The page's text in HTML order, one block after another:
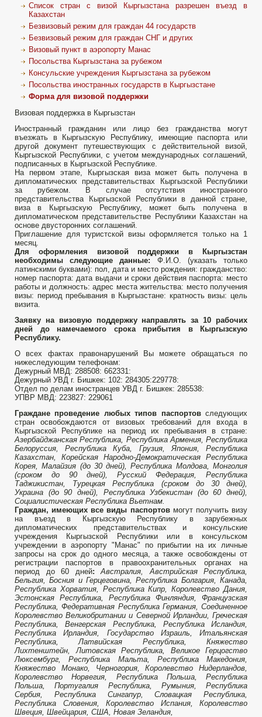
Список стран с визой Кыргызстана разрешен въезд в
Казахстан
Безвизовый режим для граждан 44 государств
Безвизовый режим для граждан СНГ и других
Визовый пункт в аэропорту Манас
Посольства Кыргызстана за рубежом
Консульские учреждения Кыргызстана за рубежом
Посольства иностранных государств в Кыргызстане
Форма для визовой поддержки
Визовая поддержка в Кыргызстан
Иностранный гражданин или лицо без гражданства могут
въезжать в Кыргызскую Республику, имеющие паспорта или
другой документ путешествующих с действительной визой,
Кыргызской Республики, с учетом международных соглашений,
подписанных в Кыргызской Республике.
На первом этапе, Кыргызская виза может быть получена в
дипломатических представительствах Кыргызской Республики
за рубежом. В случае отсутствия иностранного
представительства Кыргызской Республики в данной стране,
виза в Кыргызскую Республику, может быть получена в
дипломатическом представительстве Республики Казахстан на
основе двусторонних соглашений.
Приглашение для туристской визы оформляется только на 1
месяц.
Для оформления визовой поддержки в Кыргызстан
необходимы следующие данные: Ф.И.О. (указать только
латинскими буквами): пол, дата и место рождения: гражданство:
номер паспорта: дата выдачи и сроки действия паспорта: место
работы и должность: адрес места жительства: место получения
визы: период пребывания в Кыргызстане: кратность визы: цель
визита.
Заявку на визовую поддержку направлять за 10 рабочих
дней до намечаемого срока прибытия в Кыргызскую
Республику.
О всех фактах правонарушений Вы можете обращаться по
нижеследующим телефонам:
Дежурный МВД: 288508: 662331:
Дежурный УВД г. Бишкек: 102: 284305:229778:
Отдел по делам иностранцев УВД г. Бишкек: 285538:
УПВР МВД: 223827: 229061
Граждане проведение любых типов паспортов следующих
стран освобождаются от визовых требований для входа в
Кыргызской Республике на период их пребывания в стране:
Азербайджанская Республика, Республика Армения, Республика
Белоруссия, Республика Куба, Грузия, Япония, Республика
Казахстан, Корейская Народно-Демократическая Республика
Корея, Малайзия (до 30 дней), Республика Молдова, Монголия
(сроком до 90 дней), Русский Федерация, Республика
Таджикистан, Турецкая Республика (сроком до 30 дней),
Украина (до 90 дней), Республика Узбекистан (до 60 дней),
Социалистическая Республика Вьетнам.
Граждан, имеющих все виды паспортовмогут получить визу
на въезд в Кыргызскую Республику в зарубежных
дипломатических представительствах и консульские
учреждения Кыргызской Республики или в консульском
учреждении в аэропорту "Манас" по прибытии на их личные
запросы на срок до одного месяца, а также освобождены от
регистрации паспортов в правоохранительных органах на
период до 60 дней:
Австралия, Австрийская Республика,
Бельгия, Босния и Герцеговина, Республика Болгария, Канада,
Республика Хорватия, Республика Кипр, Королевство Дания,
Эстонская Республика, Республика Финляндия, Французская
Республика, Федеративная Республика Германия, Соединенное
Королевство Великобритании и Северной Ирландии, Греческая
Республика, Венгерская Республика, Республика Исландия,
Республика Ирландия, Государство Израиль, Итальянская
Республика, Латвийская Республика, Княжество
Лихтенштейн, Литовская Республика, Великое Герцогство
Люксембург, Республика Мальта, Республика Македония,
Княжество Монако, Черногория, Королевство Нидерландов,
Королевство Норвегия, Республика Польша, Республика
Польша, Португалия Республика, Румыния, Республика
Сербия, Республика Сингапур, Словацкая Республика,
Республика Словения, Королевство Испания, Королевство
Швеция, Швейцария, США, Новая Зеландия,